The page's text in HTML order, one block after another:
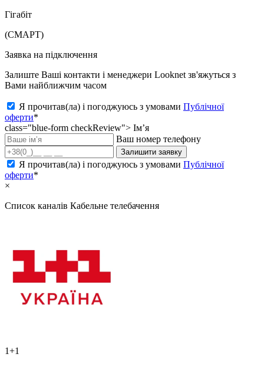
Гігабіт
(СМАРТ)
Заявка на підключення
Залиште Ваші контакти і менеджери Looknet зв'яжуться з
Вами найближчим часом
Я прочитав(ла) і погоджуюсь з умовами Публічної
оферти*
class="blue-form checkReview"> Ім’я
Ваш номер телефону
Залишити заявку
Я прочитав(ла) і погоджуюсь з умовами Публічної
оферти*
×
Список каналів Кабельне телебачення
1+1